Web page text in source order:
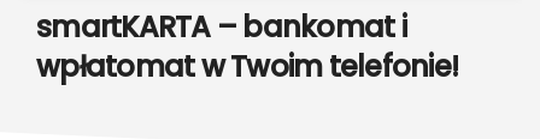
smartKARTA – bankomat i
wpłatomat w Twoim telefonie!